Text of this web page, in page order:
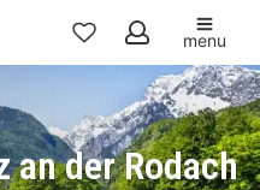
Mijn
favorieten
menu
an der Rodach